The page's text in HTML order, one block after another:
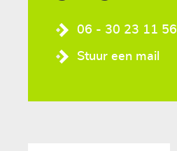
06 - 30 23 11 56
Stuur een mail